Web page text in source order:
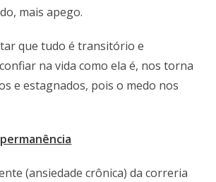
mais apego.
que tudo é transitório e
na vida como ela é, nos torna
e estagnados, pois o medo nos
(ansiedade crônica) da correria